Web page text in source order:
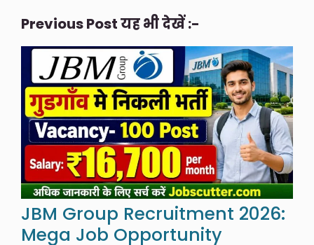
Previous Post यह भी देखें :-
JBM Group Recruitment 2026:
Mega Job Opportunity